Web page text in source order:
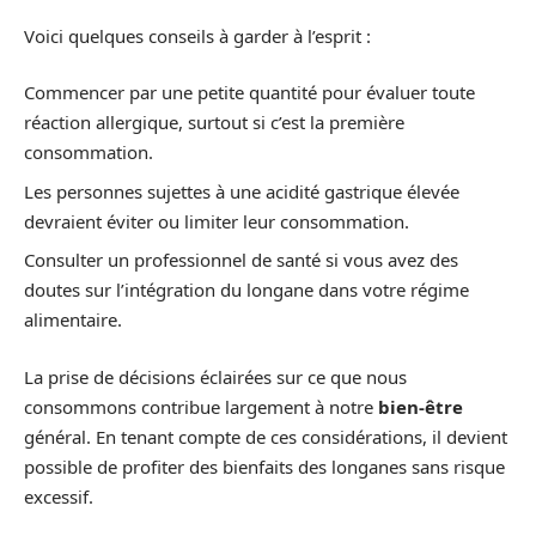
Voici quelques conseils à garder à l’esprit :
Commencer par une petite quantité pour évaluer toute
réaction allergique, surtout si c’est la première
consommation.
Les personnes sujettes à une acidité gastrique élevée
devraient éviter ou limiter leur consommation.
Consulter un professionnel de santé si vous avez des
doutes sur l’intégration du longane dans votre régime
alimentaire.
La prise de décisions éclairées sur ce que nous
consommons contribue largement à notre bien-être
général. En tenant compte de ces considérations, il devient
possible de profiter des bienfaits des longanes sans risque
excessif.